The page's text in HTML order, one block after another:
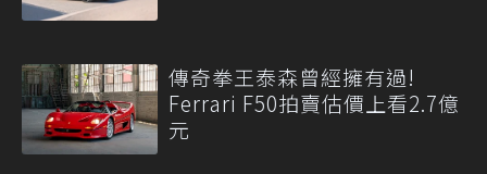
傳奇拳王泰森曾經擁有過!
Ferrari F50拍賣估價上看2.7億
元